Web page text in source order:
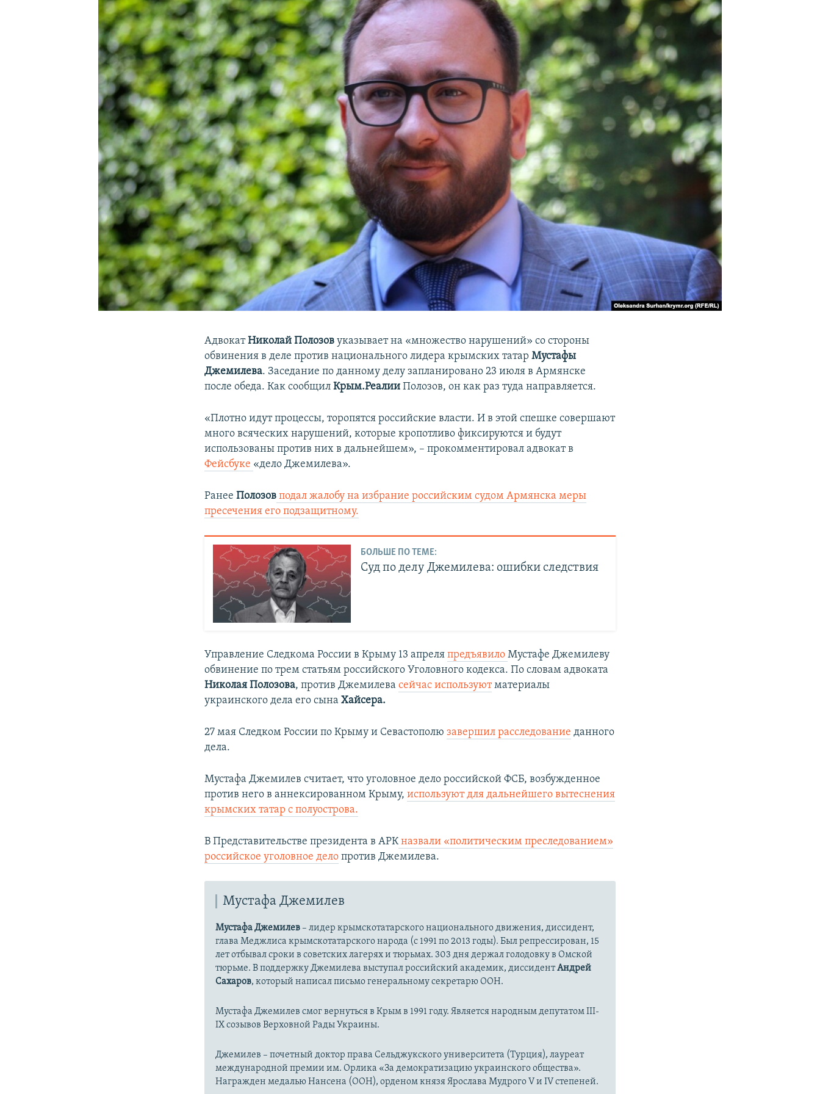
КРЫМ.НЕПОКОРЕННЫЙ
УКРАИНСКАЯ ПРОБЛЕМА КРЫМА
АдвокатНиколай Полозов указывает на «множество нарушений» со стороны
обвинения в деле против национального лидера крымских татарМустафы
Джемилева. Заседание по данному делу запланировано 23 июля в Армянске
после обеда. Как сообщилКрым.Реалии Полозов, он как раз туда направляется.
«Плотно идут процессы, торопятся российские власти. И в этой спешке совершают
много всяческих нарушений, которые кропотливо фиксируются и будут
использованы против них в дальнейшем», – прокомментировал адвокат в
Фейсбуке «дело Джемилева».
РанееПолозов подал жалобу на избрание российским судом Армянска меры
пресечения его подзащитному.
БОЛЬШЕ ПО ТЕМЕ:
Суд по делу Джемилева: ошибки следствия
Управление Следкома России в Крыму 13 апреляпредъявилоМустафе Джемилеву
обвинение по трем статьям российского Уголовного кодекса. По словам адвоката
Николая Полозова, против Джемилевасейчас используютматериалы
украинского дела его сынаХайсера.
27 мая Следком России по Крыму и Севастополюзавершил расследование данного
дела.​
Мустафа Джемилев считает, что уголовное дело российской ФСБ, возбужденное
против него в аннексированном Крыму,используют для дальнейшего вытеснения
крымских татар с полуострова.
В Представительстве президента в АРКназвали «политическим преследованием»
российское уголовное дело против Джемилева.
Мустафа Джемилев
Мустафа Джемилев– лидер крымскотатарского национального движения, диссидент,
глава Меджлиса крымскотатарского народа (с 1991 по 2013 годы). Был репрессирован, 15
лет отбывал сроки в советских лагерях и тюрьмах. 303 дня держал голодовку в Омской
тюрьме. В поддержку Джемилева выступал российский академик, диссидентАндрей
Сахаров, который написал письмо генеральному секретарю ООН.
Мустафа Джемилев смог вернуться в Крым в 1991 году. Является народным депутатом III-
IX созывов Верховной Рады Украины.
Джемилев – почетный доктор права Сельджукского университета (Турция), лауреат
международной премии им. Орлика «За демократизацию украинского общества».
Награжден медалью Нансена (ООН), орденом князя Ярослава Мудрого V и IV степеней.